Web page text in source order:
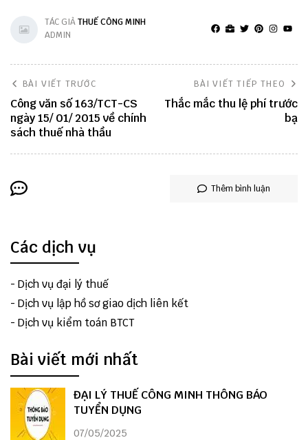
TÁC GIẢTHUẾ CÔNG MINH
ADMIN
BÀI VIẾT TRƯỚC
Công văn số 163/TCT-CS
ngày 15/ 01/ 2015 về chính
sách thuế nhà thầu
BÀI VIẾT TIẾP THEO
Thắc mắc thu lệ phí trước
bạ
Thêm bình luận
Các dịch vụ
- Dịch vụ đại lý thuế
- Dịch vụ lập hồ sơ giao dịch liên kết
- Dịch vụ kiểm toán BTCT
Bài viết mới nhất
ĐẠI LÝ THUẾ CÔNG MINH THÔNG BÁO
TUYỂN DỤNG
07/05/2025